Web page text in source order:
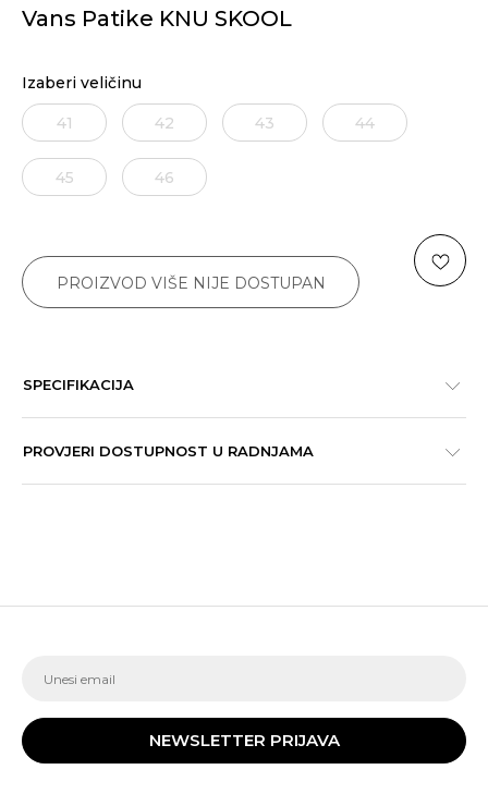
Vans Patike KNU SKOOL
Izaberi veličinu
41 42 43 44
45 46
PROIZVOD VIŠE NIJE DOSTUPAN
SPECIFIKACIJA
PROVJERI DOSTUPNOST U RADNJAMA
NEWSLETTER PRIJAVA